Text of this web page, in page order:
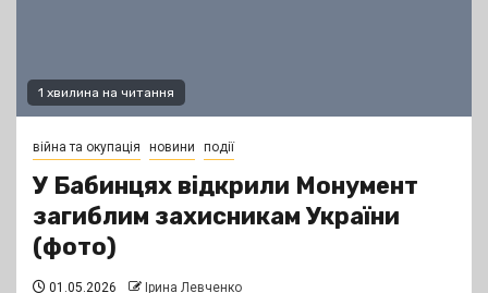
1 хвилина на читання
війна та окупація новини події
У Бабинцях відкрили Монумент
загиблим захисникам України
(фото)
01.05.2026 Ірина Левченко